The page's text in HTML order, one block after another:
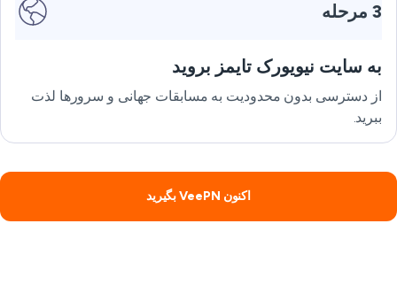
به سایت نیویورک تایمز بروید
از دسترسی بدون محدودیت به مسابقات جهانی و سرورها لذت
ببرید.
اکنون VeePN بگیرید